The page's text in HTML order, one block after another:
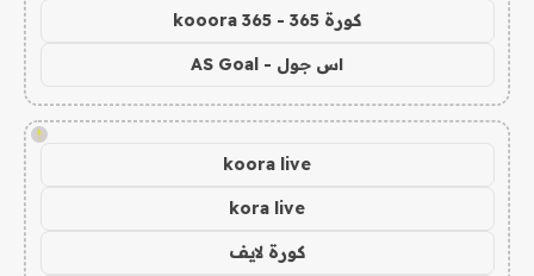
كورة 365 - kooora 365
اس جول - AS Goal
!
koora live
kora live
كورة لايف